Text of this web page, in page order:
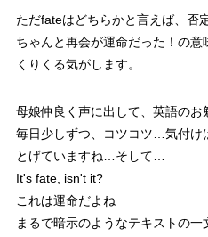
ただfateはどちらかと言えば、否
ちゃんと再会が運命だった！の
くりくる気がします。
母娘仲良く声に出して、英語のお
毎日少しずつ、コツコツ…気付け
とげていますね…そして…
It's fate, isn't it?
これは運命だよね
まるで暗示のようなテキストの